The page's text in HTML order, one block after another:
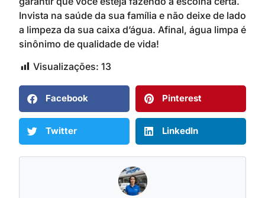
Invista na saúde da sua família e não deixe de lado
a limpeza da sua caixa d’água. Afinal, água limpa é
sinônimo de qualidade de vida!
Visualizações: 13
Facebook Pinterest
Twitter LinkedIn